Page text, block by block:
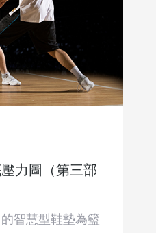
力圖（第三部
智慧型鞋墊為籃